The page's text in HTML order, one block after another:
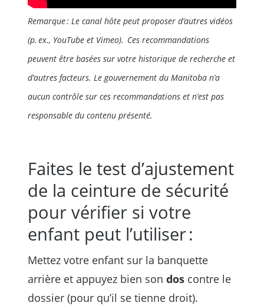
Remarque : Le canal hôte peut proposer d’autres vidéos
(p. ex., YouTube et Vimeo). Ces recommandations
peuvent être basées sur votre historique de recherche et
d’autres facteurs. Le gouvernement du Manitoba n’a
aucun contrôle sur ces recommandations et n’est pas
responsable du contenu présenté.
Faites le test d’ajustement
de la ceinture de sécurité
pour vérifier si votre
enfant peut l’utiliser :
Mettez votre enfant sur la banquette
arrière et appuyez bien sondos contre le
dossier (pour qu’il se tienne droit).